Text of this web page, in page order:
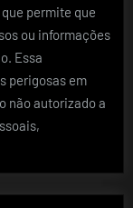
permite que
ou informações
Essa
perigosas em
não autorizado a